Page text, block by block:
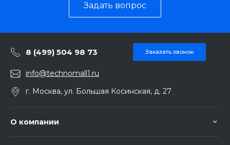
Задать вопрос
8 (499) 504 98 73 Заказать звонок
info@technomall1.ru
г. Москва, ул. Большая Косинская, д. 27
О компании